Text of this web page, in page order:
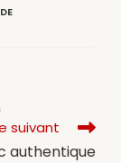
suivant
authentique